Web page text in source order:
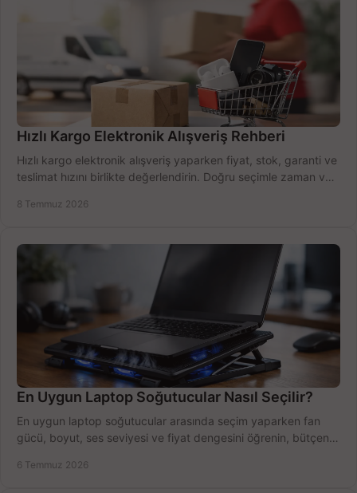
Hızlı Kargo Elektronik Alışveriş Rehberi
Hızlı kargo elektronik alışveriş yaparken fiyat, stok, garanti ve
teslimat hızını birlikte değerlendirin. Doğru seçimle zaman ve
8 Temmuz 2026
En Uygun Laptop Soğutucular Nasıl Seçilir?
En uygun laptop soğutucular arasında seçim yaparken fan
gücü, boyut, ses seviyesi ve fiyat dengesini öğrenin, bütçenizi
6 Temmuz 2026